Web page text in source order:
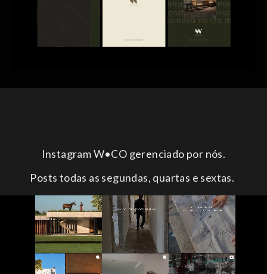
Instagram W•CO gerenciado por nós.
Posts todas as segundas, quartas e sextas.